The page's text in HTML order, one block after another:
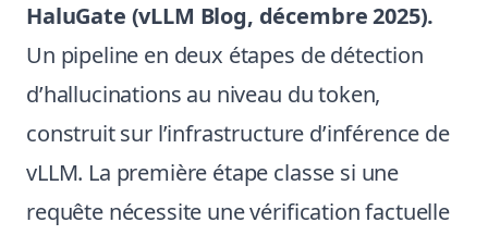
HaluGate (vLLM Blog, décembre 2025).
Un pipeline en deux étapes de détection
d’hallucinations au niveau du token,
construit sur l’infrastructure d’inférence de
vLLM. La première étape classe si une
requête nécessite une vérification factuelle